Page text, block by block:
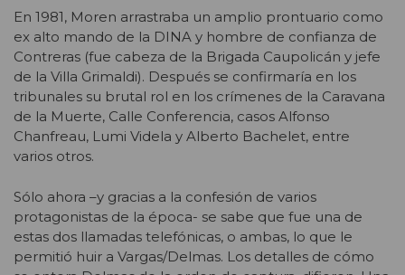
En 1981, Moren arrastraba un amplio prontuario como
ex alto mando de la DINA y hombre de confianza de
Contreras (fue cabeza de la Brigada Caupolicán y jefe
de la Villa Grimaldi). Después se confirmaría en los
tribunales su brutal rol en los crímenes de la Caravana
de la Muerte, Calle Conferencia, casos Alfonso
Chanfreau, Lumi Videla y Alberto Bachelet, entre
varios otros.
Sólo ahora –y gracias a la confesión de varios
protagonistas de la época- se sabe que fue una de
estas dos llamadas telefónicas, o ambas, lo que le
permitió huir a Vargas/Delmas. Los detalles de cómo